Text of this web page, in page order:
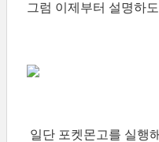
그럼 이제부터 설명하
일단 포켓몬고를 실행